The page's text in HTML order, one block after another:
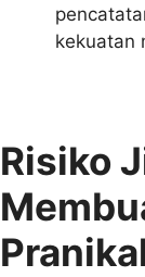
kekuatan
Risiko